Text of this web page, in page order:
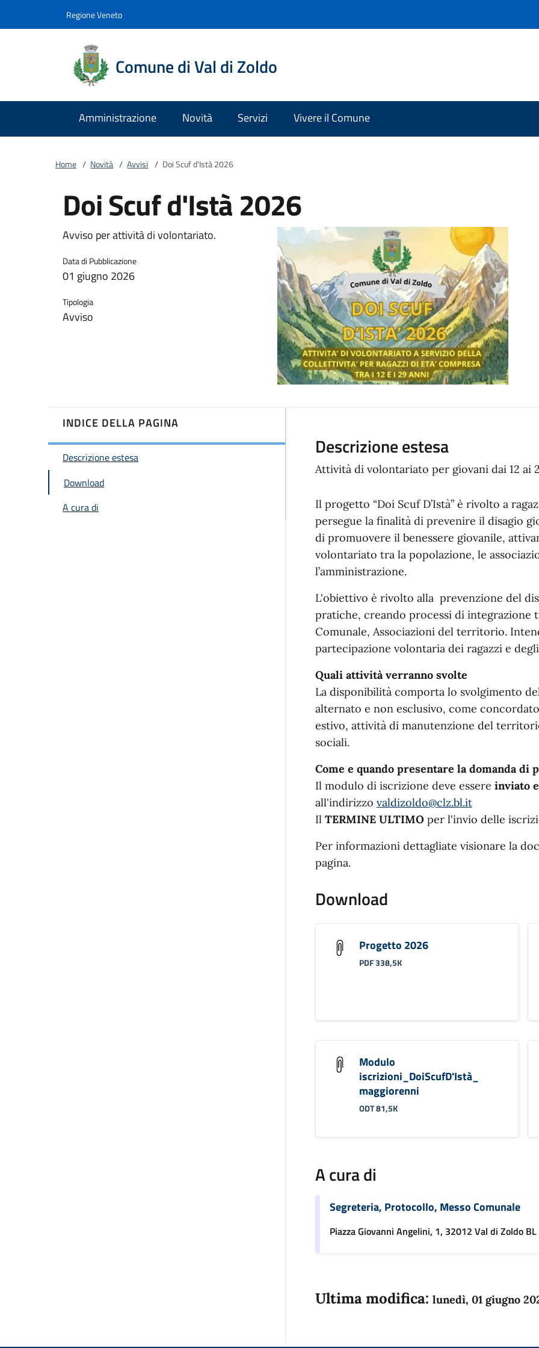
Regione Veneto
Comune di Val di Zoldo
Amministrazione Novità Servizi Vivere il Comune
Home / Novità / Avvisi / Doi Scuf d'Istà 2026
Doi Scuf d'Istà 2026
Avviso per attività di volontariato.
Data di Pubblicazione
01 giugno 2026
Tipologia
Avviso
INDICE DELLA PAGINA
Descrizione estesa
Download
A cura di
Descrizione estesa
Attività di volontariato per giovani dai 12 ai
Il progetto “Doi Scuf D’Istà” è rivolto a
persegue la finalità di prevenire il disagio
di promuovere il benessere giovanile,
volontariato tra la popolazione, le
l’amministrazione.
L'obiettivo è rivolto alla prevenzione del
pratiche, creando processi di integrazione
Comunale, Associazioni del territorio.
partecipazione volontaria dei ragazzi e
Quali attività verranno svolte
La disponibilità comporta lo svolgimento
alternato e non esclusivo, come
estivo, attività di manutenzione del
sociali.
Come e quando presentare la domanda di
Il modulo di iscrizione deve essere inviato
all'indirizzo valdizoldo@clz.bl.it
Il TERMINE ULTIMOper l'invio delle
Per informazioni dettagliate visionare la
pagina.
Download
Progetto 2026
PDF 338,5K
Modulo
iscrizioni_DoiScufD'Istà_
maggiorenni
ODT 81,5K
A cura di
Segreteria, Protocollo, Messo Comunale
Piazza Giovanni Angelini, 1, 32012 Val di Zoldo BL
Ultima modifica: lunedì, 01 giugno